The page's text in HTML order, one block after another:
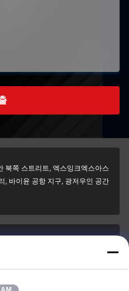
북쪽 스트리트, 엑스잉크엑스아스
, 바이윤 공항 지구, 광저우인 공간